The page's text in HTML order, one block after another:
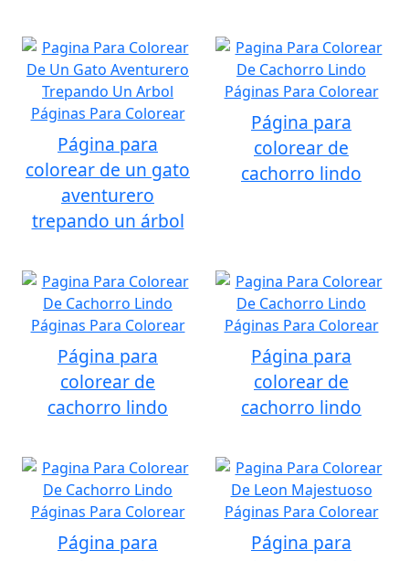
Página para
colorear de un gato
aventurero
trepando un árbol
Página para
colorear de
cachorro lindo
Página para
colorear de
cachorro lindo
Página para
colorear de
cachorro lindo
Página para
Página para